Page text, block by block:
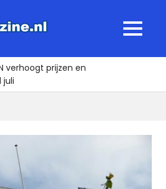
MENU
verhoogt prijzen en
juli